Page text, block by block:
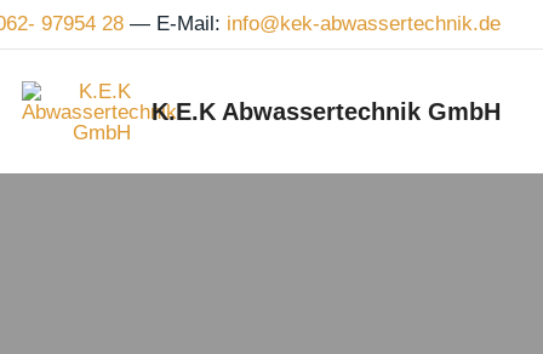
97954 28 — E-Mail: info@kek‑abwassertechnik.de
K.E.K Abwassertechnik GmbH